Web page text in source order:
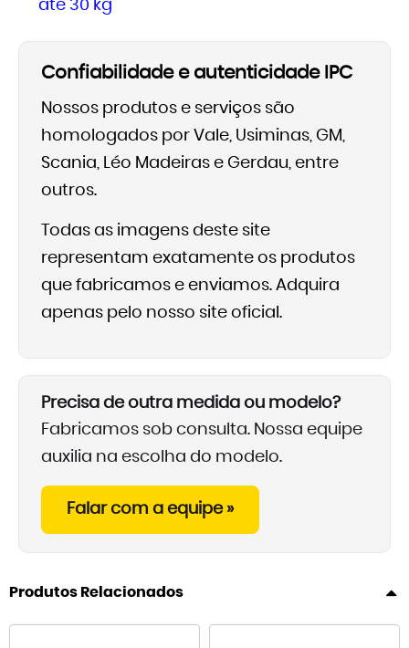
até 30 kg
Confiabilidade e autenticidade IPC
Nossos produtos e serviços são
homologados por Vale, Usiminas, GM,
Scania, Léo Madeiras e Gerdau, entre
outros.
Todas as imagens deste site
representam exatamente os produtos
que fabricamos e enviamos. Adquira
apenas pelo nosso site oficial.
Precisa de outra medida ou modelo?
Fabricamos sob consulta. Nossa equipe
auxilia na escolha do modelo.
Falar com a equipe »
Produtos Relacionados